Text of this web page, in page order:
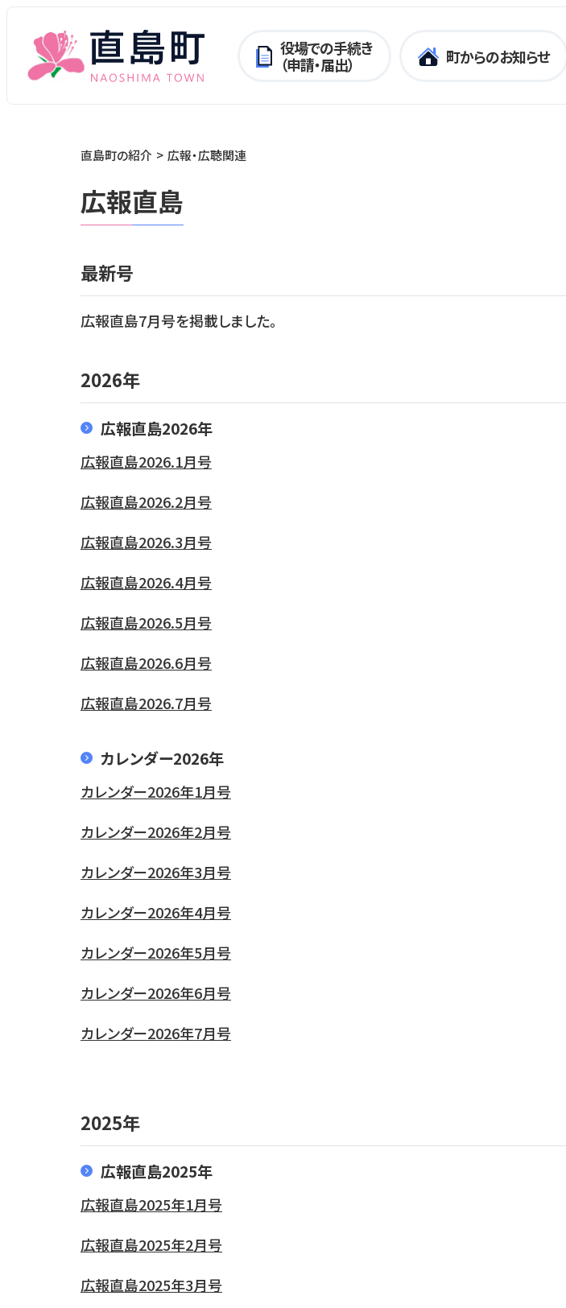
役場での手続き
（申請・届出）
町からのお知らせ
直島町の紹介 広報・広聴関連
広報直島
最新号
広報直島7月号を掲載しました。
2026年
広報直島2026年
広報直島2026.1月号
広報直島2026.2月号
広報直島2026.3月号
広報直島2026.4月号
広報直島2026.5月号
広報直島2026.6月号
広報直島2026.7月号
カレンダー2026年
カレンダー2026年1月号
カレンダー2026年2月号
カレンダー2026年3月号
カレンダー2026年4月号
カレンダー2026年5月号
カレンダー2026年6月号
カレンダー2026年7月号
2025年
広報直島2025年
広報直島2025年1月号
広報直島2025年2月号
広報直島2025年3月号